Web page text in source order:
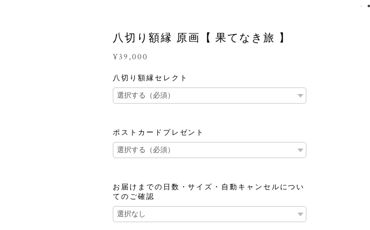
八切り額縁 原画【 果てなき旅 】
¥39,000
八切り額縁セレクト
ポストカードプレゼント
お届けまでの日数・サイズ・自動キャンセルについ
てのご確認